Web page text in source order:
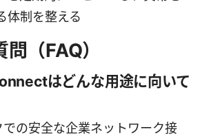
体制を整える
（FAQ）
はどんな用途に向いて
での安全な企業ネットワーク接